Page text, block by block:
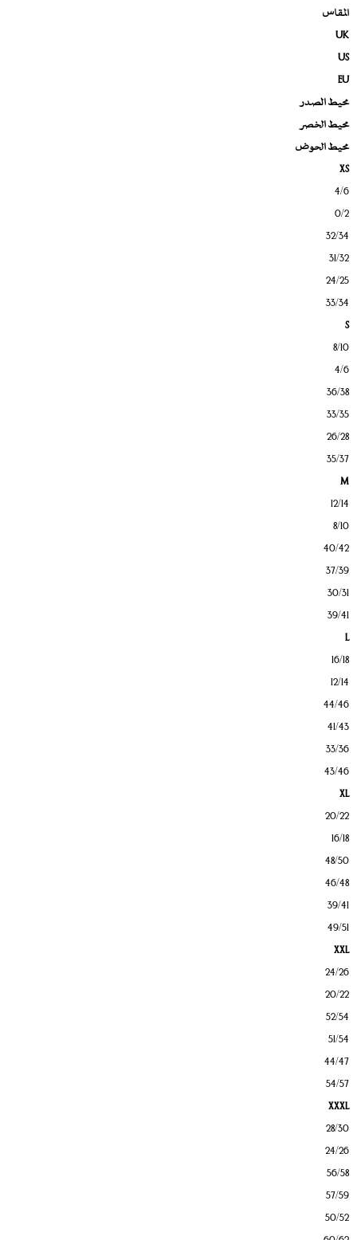
المقاس
UK
US
EU
محيط الصدر
محيط الخصر
محيط الحوض
XS
4/6
0/2
32/34
31/32
24/25
33/34
S
8/10
4/6
36/38
33/35
26/28
35/37
M
12/14
8/10
40/42
37/39
30/31
39/41
L
16/18
12/14
44/46
41/43
33/36
43/46
XL
20/22
16/18
48/50
46/48
39/41
49/51
XXL
24/26
20/22
52/54
51/54
44/47
54/57
XXXL
28/30
24/26
56/58
57/59
50/52